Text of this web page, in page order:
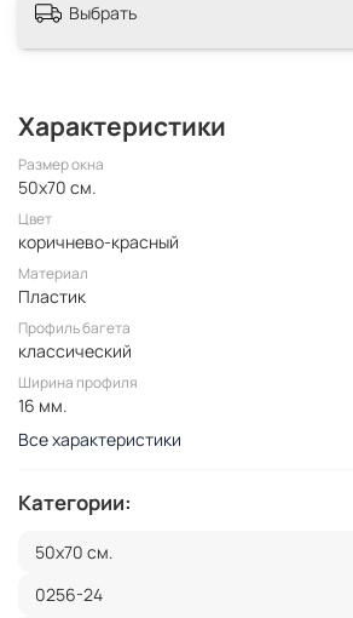
Выбрать
Характеристики
Размер окна
50x70 см.
Цвет
коричнево-красный
Материал
Пластик
Профиль багета
классический
Ширина профиля
16 мм.
Все характеристики
Категории:
50x70 см.
0256-24